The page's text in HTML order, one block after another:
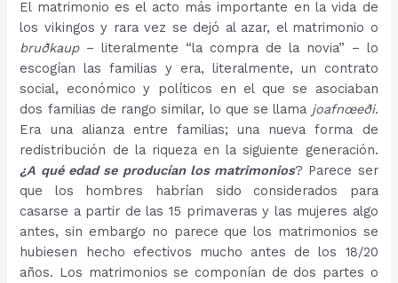
El matrimonio es el acto más importante en la vida de
los vikingos y rara vez se dejó al azar, el matrimonio o
bruðkaup– literalmente “la compra de la novia” – lo
escogían las familias y era, literalmente, un contrato
social, económico y políticos en el que se asociaban
dos familias de rango similar, lo que se llama joafnœeði.
Era una alianza entre familias; una nueva forma de
redistribución de la riqueza en la siguiente generación.
¿A qué edad se producían los matrimonios? Parece ser
que los hombres habrían sido considerados para
casarse a partir de las 15 primaveras y las mujeres algo
antes, sin embargo no parece que los matrimonios se
hubiesen hecho efectivos mucho antes de los 18/20
años. Los matrimonios se componían de dos partes o